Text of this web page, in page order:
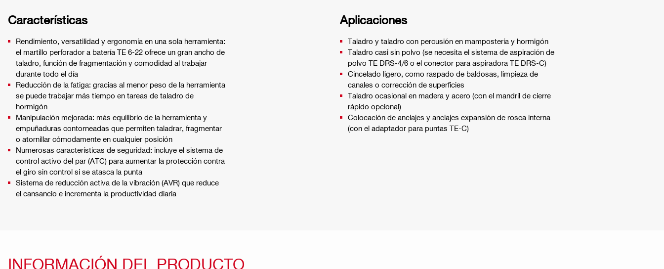
Características
Rendimiento, versatilidad y ergonomía en una sola herramienta:
el martillo perforador a batería TE 6-22 ofrece un gran ancho de
taladro, función de fragmentación y comodidad al trabajar
durante todo el día
Reducción de la fatiga: gracias al menor peso de la herramienta
se puede trabajar más tiempo en tareas de taladro de
hormigón
Manipulación mejorada: más equilibrio de la herramienta y
empuñaduras contorneadas que permiten taladrar, fragmentar
o atornillar cómodamente en cualquier posición
Numerosas características de seguridad: incluye el sistema de
control activo del par (ATC) para aumentar la protección contra
el giro sin control si se atasca la punta
Sistema de reducción activa de la vibración (AVR) que reduce
el cansancio e incrementa la productividad diaria
Aplicaciones
Taladro y taladro con percusión en mampostería y hormigón
Taladro casi sin polvo (se necesita el sistema de aspiración de
polvo TE DRS-4/6 o el conector para aspiradora TE DRS-C)
Cincelado ligero, como raspado de baldosas, limpieza de
canales o corrección de superficies
Taladro ocasional en madera y acero (con el mandril de cierre
rápido opcional)
Colocación de anclajes y anclajes expansión de rosca interna
(con el adaptador para puntas TE-C)
INFORMACIÓN DEL PRODUCTO